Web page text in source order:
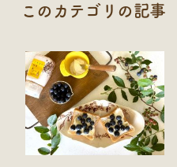
このカテゴリの記事